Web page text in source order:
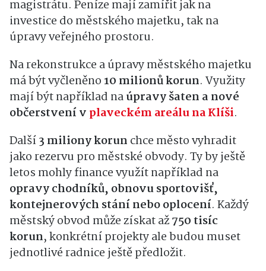
magistrátu. Peníze mají zamířit jak na
investice do městského majetku, tak na
úpravy veřejného prostoru.
Na rekonstrukce a úpravy městského majetku
má být vyčleněno 10 milionů korun. Využity
mají být například naúpravy šaten a nové
občerstvení v plaveckém areálu na Klíši.
Další3 miliony korun chce město vyhradit
jako rezervu pro městské obvody. Ty by ještě
letos mohly finance využít například na
opravy chodníků, obnovu sportovišť,
kontejnerových stání nebo oplocení. Každý
městský obvod může získat až750 tisíc
korun, konkrétní projekty ale budou muset
jednotlivé radnice ještě předložit.